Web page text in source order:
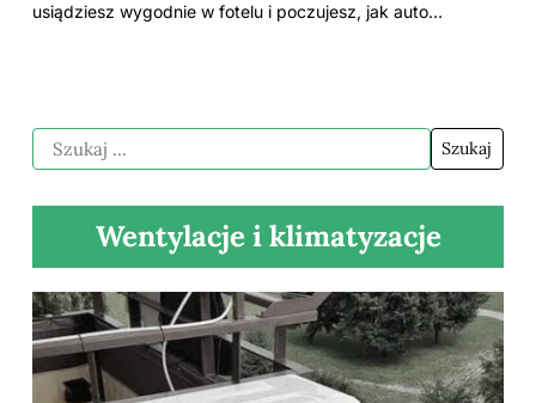
usiądziesz wygodnie w fotelu i poczujesz, jak auto…
Wentylacje i klimatyzacje